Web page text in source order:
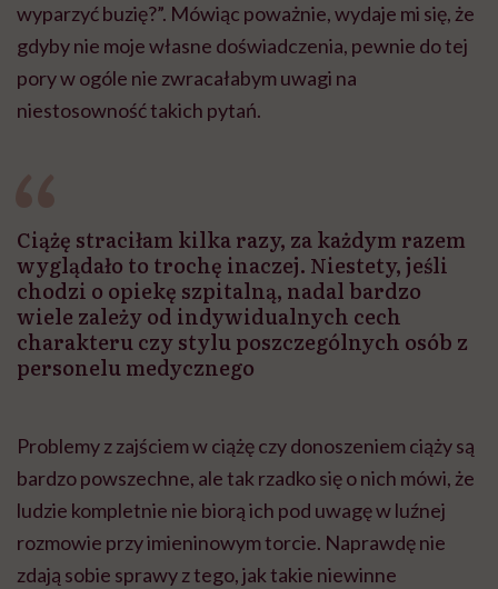
wyparzyć buzię?”. Mówiąc poważnie, wydaje mi się, że
gdyby nie moje własne doświadczenia, pewnie do tej
pory w ogóle nie zwracałabym uwagi na
niestosowność takich pytań.
Ciążę straciłam kilka razy, za każdym razem
wyglądało to trochę inaczej. Niestety, jeśli
chodzi o opiekę szpitalną, nadal bardzo
wiele zależy od indywidualnych cech
charakteru czy stylu poszczególnych osób z
personelu medycznego
Problemy z zajściem w ciążę czy donoszeniem ciąży są
bardzo powszechne, ale tak rzadko się o nich mówi, że
ludzie kompletnie nie biorą ich pod uwagę w luźnej
rozmowie przy imieninowym torcie. Naprawdę nie
zdają sobie sprawy z tego, jak takie niewinne